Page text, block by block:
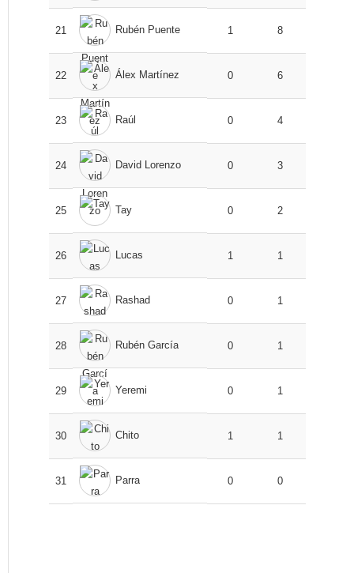
21 Rubén Puente 1 8
22 Álex Martínez 0 6
23 Raúl 0 4
24 David Lorenzo 0 3
25 Tay 0 2
26 Lucas 1 1
27 Rashad 0 1
28 Rubén García 0 1
29 Yeremi 0 1
30 Chito 1 1
31 Parra 0 0